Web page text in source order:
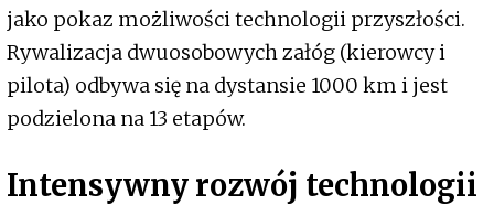
jako pokaz możliwości technologii przyszłości.
Rywalizacja dwuosobowych załóg (kierowcy i
pilota) odbywa się na dystansie 1000 km i jest
podzielona na 13 etapów.
Intensywny rozwój technologii